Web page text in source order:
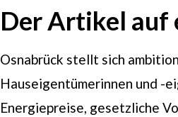
Der Artikel auf
Osnabrück stellt sich
Hauseigentümerinnen und -
Energiepreise, gesetzliche